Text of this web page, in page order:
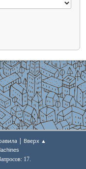
| Вверх ▲
17.